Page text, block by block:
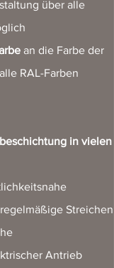
über alle
an die Farbe der
RAL-Farben
in vielen
Streichen
Antrieb